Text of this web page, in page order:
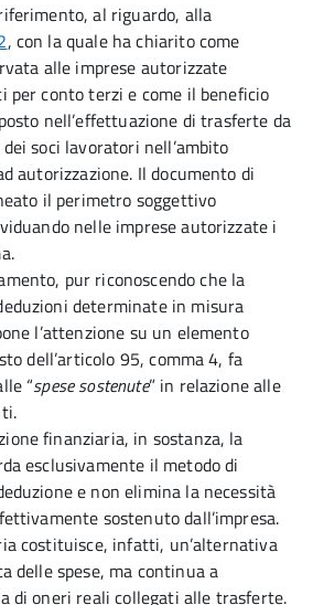
al riguardo, alla
, con la quale ha chiarito come
alle imprese autorizzate
per conto terzi e come il beneficio
nell’effettuazione di trasferte da
soci lavoratori nell’ambito
autorizzazione. Il documento di
il perimetro soggettivo
nelle imprese autorizzate i
pur riconoscendo che la
determinate in misura
l’attenzione su un elemento
dell’articolo 95, comma 4, fa
“spese sostenute” in relazione alle
finanziaria, in sostanza, la
esclusivamente il metodo di
e non elimina la necessità
sostenuto dall’impresa.
costituisce, infatti, un’alternativa
delle spese, ma continua a
di oneri reali collegati alle trasferte.